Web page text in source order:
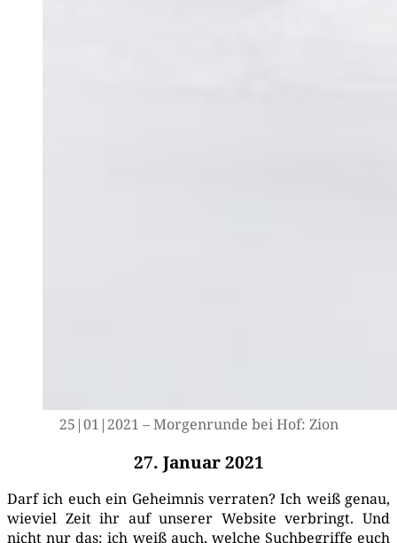
25|01|2021 – Mor­gen­run­de bei Hof: Zion
27. Januar 2021
Darf ich euch ein Geheim­nis ver­ra­ten? Ich weiß genau,
wie­viel Zeit ihr auf unse­rer Web­site ver­bringt. Und
nicht nur das: ich weiß auch, wel­che Such­be­grif­fe euch